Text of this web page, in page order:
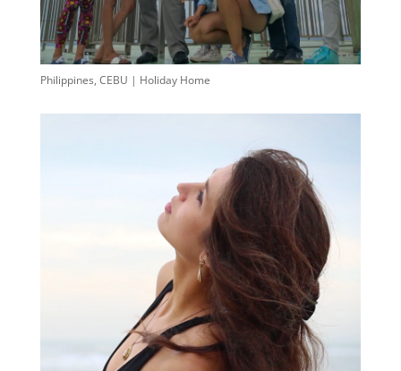
Philippines, CEBU | Holiday Home